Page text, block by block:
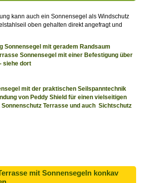
kann auch ein Sonnensegel als Windschutz
oben gehalten direkt angefragt und
Sonnensegel mit geradem Randsaum
Sonnensegel mit einer Befestigung über
siehe dort
mit der praktischen Seilspanntechnik
von Peddy Shield für einen vielseitigen
Sonnenschutz Terrasse und auch Sichtschutz
mit Sonnensegeln konkav